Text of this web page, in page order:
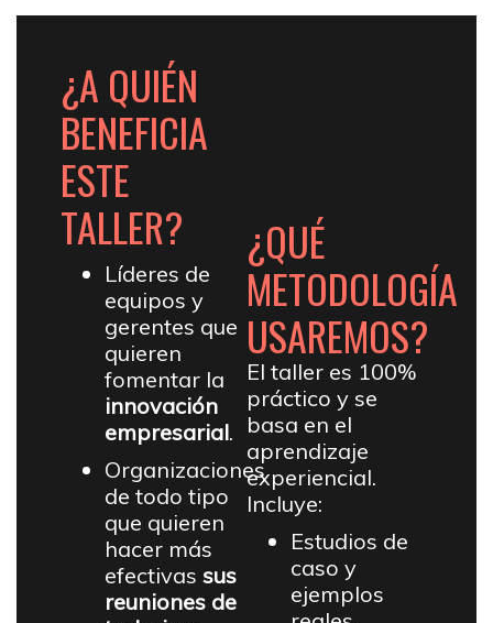
¿A QUIÉN
BENEFICIA
ESTE
TALLER?
Líderes de
equipos y
gerentes que
quieren
fomentar la
innovación
empresarial.
Organizaciones
de todo tipo
que quieren
hacer más
efectivas sus
reuniones de
¿QUÉ
METODOLOGÍA
USAREMOS?
El taller es 100%
práctico y se
basa en el
aprendizaje
experiencial.
Incluye:
Estudios de
caso y
ejemplos